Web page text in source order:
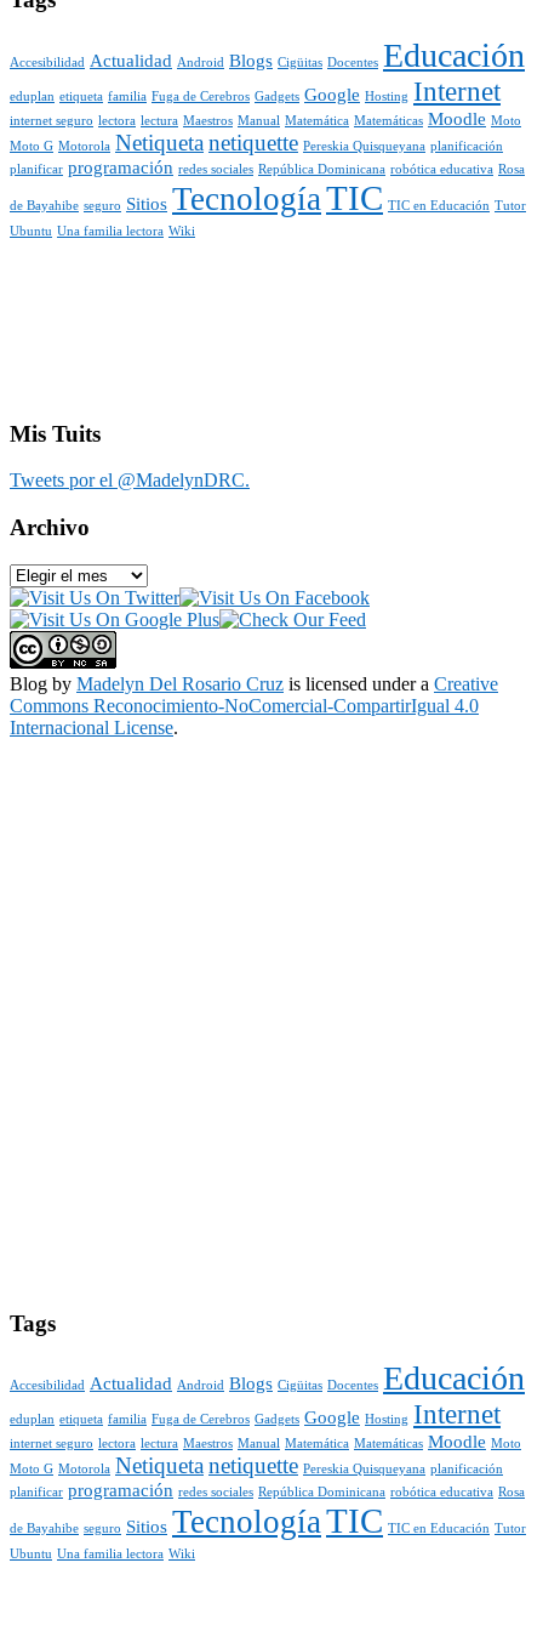
Accesibilidad Actualidad Android Blogs Cigüitas Docentes Educación
eduplan etiqueta familia Fuga de Cerebros Gadgets Google Hosting Internet
internet seguro lectora lectura Maestros Manual Matemática Matemáticas Moodle Moto
Moto G Motorola Netiquetanetiquette Pereskia Quisqueyana planificación
planificar programación redes sociales República Dominicana robótica educativa Rosa
de Bayahibe seguro Sitios TecnologíaTIC TIC en Educación Tutor
Ubuntu Una familia lectora Wiki
Mis Tuits
Tweets por el @MadelynDRC.
Archivo
Archivo
Blog by Madelyn Del Rosario Cruz is licensed under a Creative
Commons Reconocimiento-NoComercial-CompartirIgual 4.0
Internacional License.
Tags
Accesibilidad Actualidad Android Blogs Cigüitas Docentes Educación
eduplan etiqueta familia Fuga de Cerebros Gadgets Google Hosting Internet
internet seguro lectora lectura Maestros Manual Matemática Matemáticas Moodle Moto
Moto G Motorola Netiquetanetiquette Pereskia Quisqueyana planificación
planificar programación redes sociales República Dominicana robótica educativa Rosa
de Bayahibe seguro Sitios TecnologíaTIC TIC en Educación Tutor
Ubuntu Una familia lectora Wiki